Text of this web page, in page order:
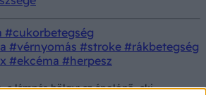
#cukorbetegség
#vérnyomás #stroke #rákbetegség
#ekcéma #herpesz
a lámpás hölgy: az ápolónő, aki